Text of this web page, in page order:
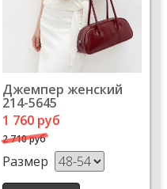
Джемпер женский
214-5645
1 760 руб
2 710 руб
Размер